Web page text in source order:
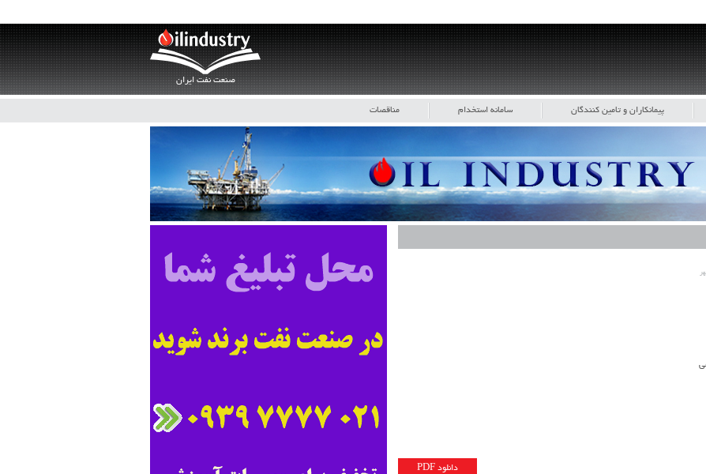
صنعت نفت ایران
پیمانکاران و تامین کنندگان سامانه استخدام مناقصات
دانلود PDF